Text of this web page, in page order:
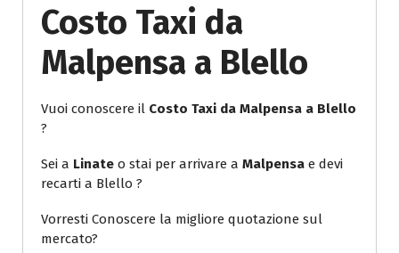
Costo Taxi da
Malpensa a Blello
Vuoi conoscere il Costo Taxi da Malpensa a Blello
?
Sei a Linate o stai per arrivare a Malpensa e devi
recarti a Blello ?
Vorresti Conoscere la migliore quotazione sul
mercato?